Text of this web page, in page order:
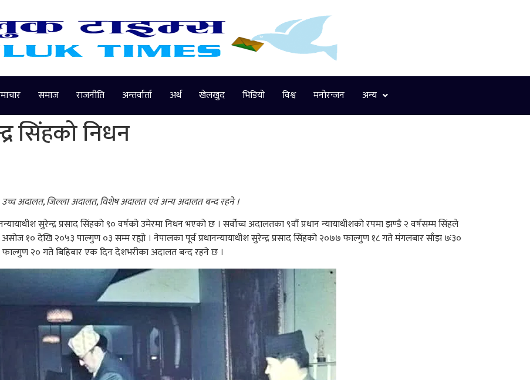
समाज राजनीति अन्तर्वार्ता अर्थ खेलखुद भिडियो विश्व मनोरन्जन अन्य
सिंहको निधन
अदालत, जिल्ला अदालत, विशेष अदालत एवं अन्य अदालत बन्द रहने ।
सुरेन्द्र प्रसाद सिंहको ९० वर्षको उमेरमा निधन भएको छ । सर्वोच्च अदालतका ९वौं प्रधान न्यायाधीशको रपमा झण्डै २ वर्षसम्म सिंहले
१० देखि २०५३ पाल्गुण ०३ सम्म रह्यो । नेपालका पूर्व प्रधानन्यायाधीश सुरेन्द्र प्रसाद सिंहको २०७७ फाल्गुण १८ गते मंगलबार साँझ ७ः३०
२० गते बिहिबार एक दिन देशभरीका अदालत बन्द रहने छ ।